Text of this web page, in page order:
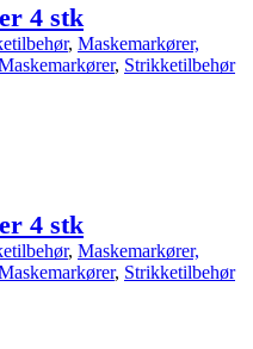
4 stk
, Maskemarkører,
, Strikketilbehør
4 stk
, Maskemarkører,
, Strikketilbehør